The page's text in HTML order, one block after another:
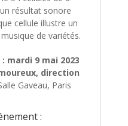
résultat sonore
cellule illustre un
de variétés.
mardi 9 mai 2023
direction
Gaveau, Paris
: